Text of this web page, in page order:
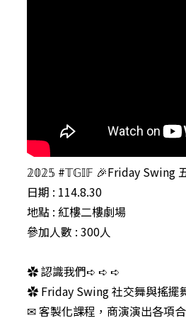
𝟚𝟘𝟚𝟝 #𝕋𝔾𝕀𝔽 🎉Friday Swing
日期 : 114.8.30
地點 : 紅樓二樓劇場
參加人數 : 300人
✿ 認識我們➪ ➪ ➪
✿ Friday Swing 社交舞與搖擺
✉ 客製化課程，商演演出各項